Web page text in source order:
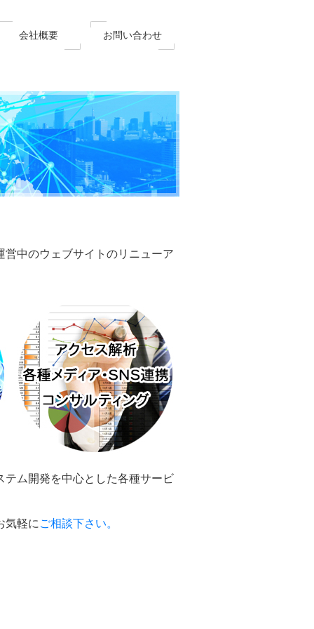
会社概要 お問い合わせ
中のウェブサイトのリニューア
ム開発を中心とした各種サービ
気軽に ご相談下さい。